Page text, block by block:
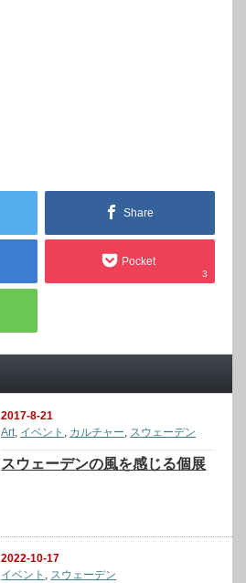
Share
Pocket
3
2017-8-21
Art, イベント , カルチャー, スウェーデン
スウェーデンの風を感じる個展
2022-10-17
イベント , スウェーデン